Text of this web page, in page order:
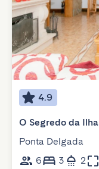
4.9
O Segredo da Ilha
Ponta Delgada
6
3 2